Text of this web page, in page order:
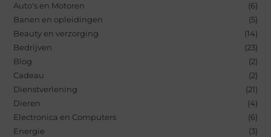
Auto's en Motoren
(6)
Banen en opleidingen
(5)
Beauty en verzorging
(14)
Bedrijven
(23)
Blog
(2)
Cadeau
(2)
Dienstverlening
(21)
Dieren
(4)
Electronica en Computers
(6)
Energie
(3)